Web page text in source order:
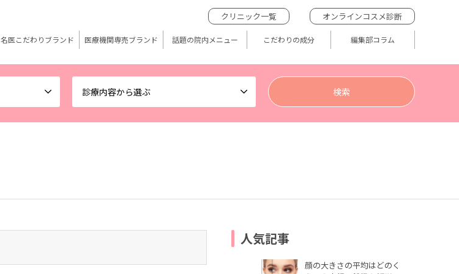
診療内容から選ぶ
クリニック一覧 オンラインコスメ診断
名医こだわりブランド 医療機関専売ブランド 話題の院内メニュー こだわりの成分 編集部コラム
人気記事
顔の大きさの平均はどのく